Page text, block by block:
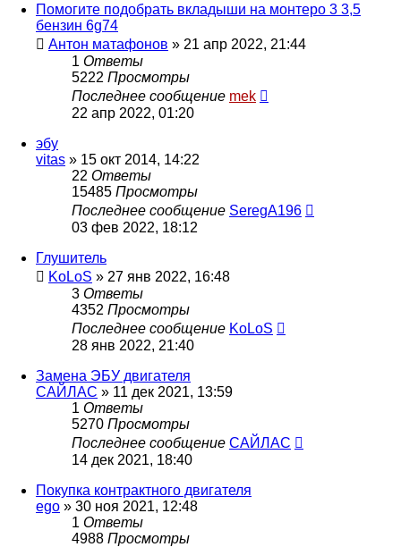
Помогите подобрать вкладыши на монтеро 3 3,5
бензин 6g74
Антон матафонов » 21 апр 2022, 21:44
1 Ответы
5222 Просмотры
Последнее сообщение mek
22 апр 2022, 01:20
эбу
vitas » 15 окт 2014, 14:22
22 Ответы
15485 Просмотры
Последнее сообщение SeregA196
03 фев 2022, 18:12
Глушитель
KoLoS » 27 янв 2022, 16:48
3 Ответы
4352 Просмотры
Последнее сообщение KoLoS
28 янв 2022, 21:40
Замена ЭБУ двигателя
САЙЛАС » 11 дек 2021, 13:59
1 Ответы
5270 Просмотры
Последнее сообщение САЙЛАС
14 дек 2021, 18:40
Покупка контрактного двигателя
ego » 30 ноя 2021, 12:48
1 Ответы
4988 Просмотры